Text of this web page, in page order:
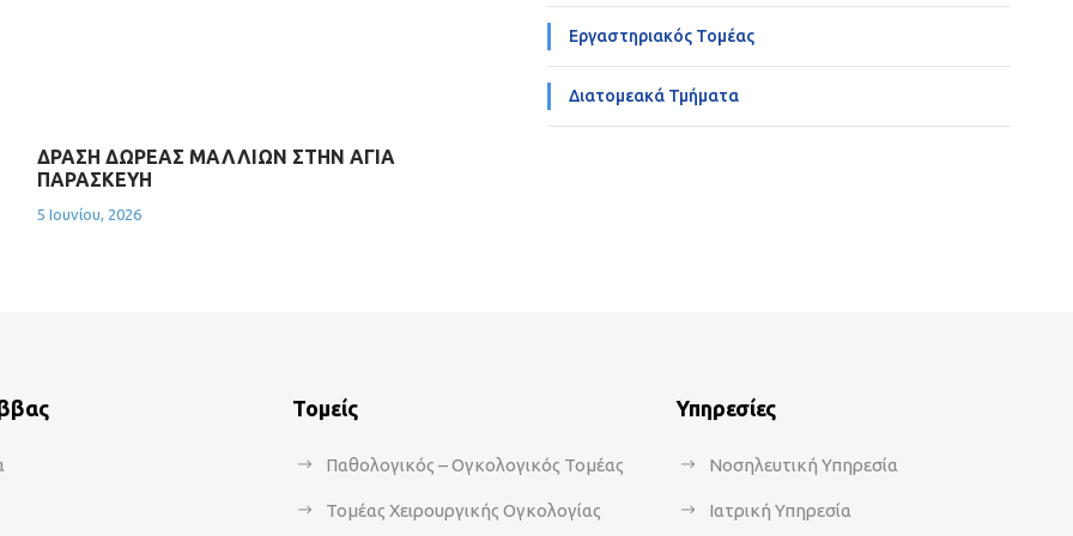
ΔΡΑΣΗ ΔΩΡΕΑΣ ΜΑΛΛΙΩΝ ΣΤΗΝ ΑΓΙΑ
ΠΑΡΑΣΚΕΥΗ
5 Ιουνίου, 2026
Εργαστηριακός Τομέας
Διατομεακά Τμήματα
Τομείς
Παθολογικός – Ογκολογικός Τομέας
Τομέας Χειρουργικής Ογκολογίας
Υπηρεσίες
Νοσηλευτική Υπηρεσία
Ιατρική Υπηρεσία